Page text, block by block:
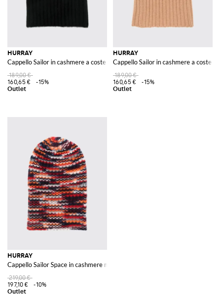
HURRAY
Cappello Sailor in cashmere a coste
189,00 €
160,65 €
-15%
HURRAY
Cappello Sailor in cashmere a coste
189,00 €
160,65 €
-15%
HURRAY
Cappello Sailor Space in cashmere multicolor
219,00 €
197,10 €
-10%